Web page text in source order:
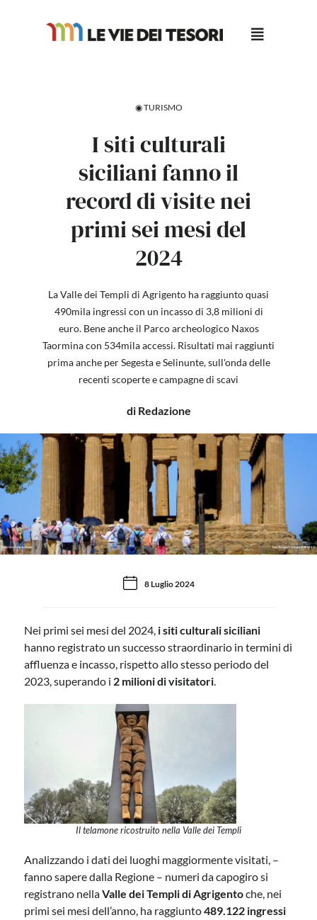
◉ TURISMO
I siti culturali
siciliani fanno il
record di visite nei
primi sei mesi del
2024
La Valle dei Templi di Agrigento ha raggiunto quasi
490mila ingressi con un incasso di 3,8 milioni di
euro. Bene anche il Parco archeologico Naxos
Taormina con 534mila accessi. Risultati mai raggiunti
prima anche per Segesta e Selinunte, sull'onda delle
recenti scoperte e campagne di scavi
di Redazione
Turisti nella Valle dei Templi Foto: Rosapicci (licenza CC BY-SA 4.0)
8 Luglio 2024
Nei primi sei mesi del 2024, i siti culturali siciliani
hanno registrato un successo straordinario in termini di
affluenza e incasso, rispetto allo stesso periodo del
2023, superando i 2 milioni di visitatori.
Il telamone ricostruito nella Valle dei Templi
Analizzando i dati dei luoghi maggiormente visitati, –
fanno sapere dalla Regione – numeri da capogiro si
registrano nellaValle dei Templi di Agrigentoche, nei
primi sei mesi dell’anno, ha raggiunto489.122 ingressi